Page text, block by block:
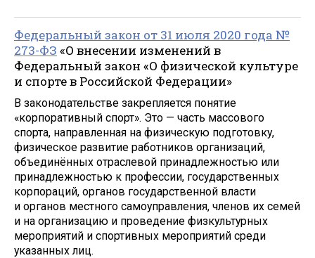
Федеральный закон от 31 июля 2020 года №
273-ФЗ «О внесении изменений в
Федеральный закон «О физической культуре
и спорте в Российской Федерации»
В законодательстве закрепляется понятие
«корпоративный спорт». Это — часть массового
спорта, направленная на физическую подготовку,
физическое развитие работников организаций,
объединённых отраслевой принадлежностью или
принадлежностью к профессии, государственных
корпораций, органов государственной власти
и органов местного самоуправления, членов их семей
и на организацию и проведение физкультурных
мероприятий и спортивных мероприятий среди
указанных лиц.